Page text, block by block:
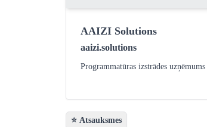
AAIZI Solutions
aaizi.solutions
Programmatūras izstrādes uzņēmums
⭐ Atsauksmes